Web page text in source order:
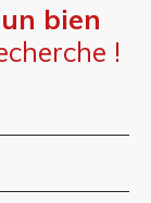
bien
!